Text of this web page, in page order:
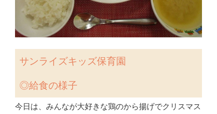
サンライズキッズ保育園
◎給食の様子
今日は、みんなが大好きな鶏のから揚げでクリスマス